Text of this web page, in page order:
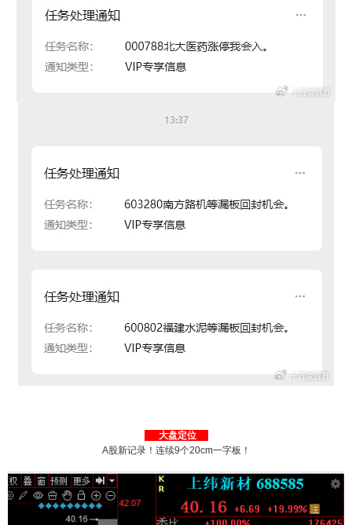
大盘定位
A股新记录！连续9个20cm一字板！